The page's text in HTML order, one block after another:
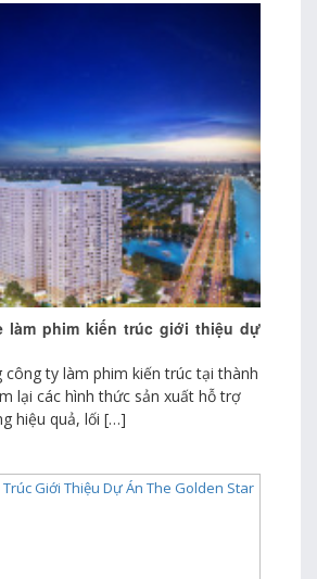
làm phim kiến trúc giới thiệu dự
ty làm phim kiến trúc tại thành
lại các hình thức sản xuất hỗ trợ
hiệu quả, lối […]